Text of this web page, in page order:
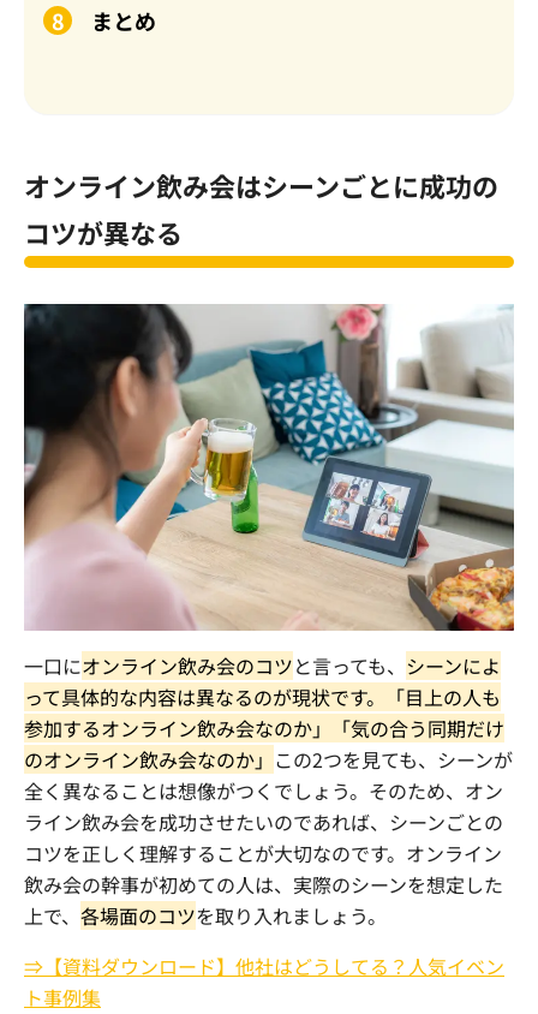
まとめ
オンライン飲み会はシーンごとに成功の
コツが異なる
一口にオンライン飲み会のコツと言っても、 シーンによ
って具体的な内容は異なるのが現状です。「目上の人も
参加するオンライン飲み会なのか」「気の合う同期だけ
のオンライン飲み会なのか」 この2つを見ても、シーンが
全く異なることは想像がつくでしょう。そのため、オン
ライン飲み会を成功させたいのであれば、シーンごとの
コツを正しく理解することが大切なのです。オンライン
飲み会の幹事が初めての人は、実際のシーンを想定した
上で、 各場面のコツを取り入れましょう。
⇒【資料ダウンロード】他社はどうしてる？人気イベン
ト事例集